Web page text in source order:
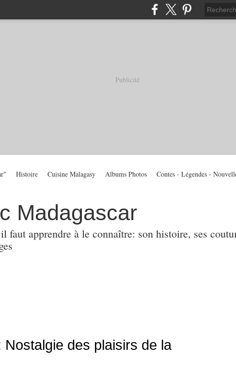
Publicité
Madagascar
faut apprendre à le connaître: son histoire, ses
Histoire Cuisine Malagasy Albums Photos Contes - Légendes -
Nostalgie des plaisirs de la